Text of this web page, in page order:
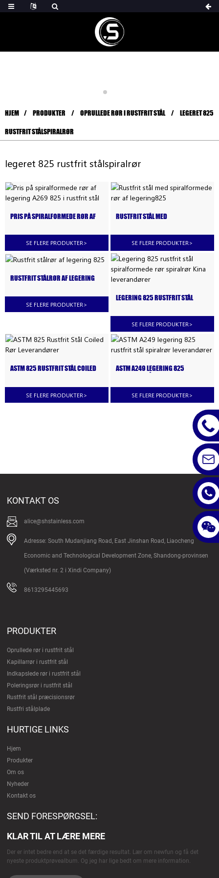
HJEM PRODUKTER OPRULLEDE RØR I RUSTFRIT STÅL LEGERET 825
RUSTFRIT STÅLSPIRALRØR
legeret 825 rustfrit stålspiralrør
PRIS PÅ SPIRALFORMEDE RØR AF
SE FLERE PRODUKTER>
RUSTFRIT STÅL MED
SE FLERE PRODUKTER>
RUSTFRIT STÅLRØR AF LEGERING
SE FLERE PRODUKTER>
LEGERING 825 RUSTFRIT STÅL
SE FLERE PRODUKTER>
ASTM 825 RUSTFRIT STÅL COILED
SE FLERE PRODUKTER>
ASTM A249 LEGERING 825
SE FLERE PRODUKTER>
KONTAKT OS
alice@shstainless.com
Adresse: South Mudanjiang Road, East Jinshan Road, Liaocheng
Economic and Technological Development Zone, Shandong-provinsen
(Værksted nr. 2 i Xindi Company)
8613295445693
PRODUKTER
Oprullede rør i rustfrit stål
Kapillarrør i rustfrit stål
Indkapslede rør i rustfrit stål
Poleringsrør i rustfrit stål
Rustfrit stål præcisionsrør
Rustfri stålplade
HURTIGE LINKS
Hjem
Produkter
Om os
Nyheder
Kontakt os
SEND FORESPØRGSEL:
KLAR TIL AT LÆRE MERE
Der er intet bedre end at se det færdige resultat. Lær om newfun og få det
nyeste produktprøvealbum. Og jeg har lige bedt om mere information.